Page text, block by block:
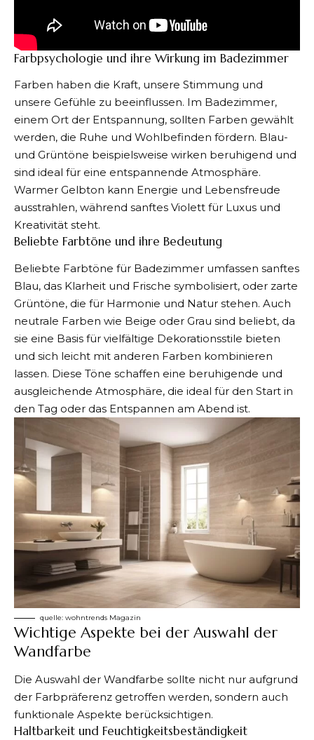
Farbpsychologie und ihre Wirkung im Badezimmer
Farben haben die Kraft, unsere Stimmung und
unsere Gefühle zu beeinflussen. Im Badezimmer,
einem Ort der Entspannung, sollten Farben gewählt
werden, die Ruhe und Wohlbefinden fördern. Blau-
und Grüntöne beispielsweise wirken beruhigend und
sind ideal für eine entspannende Atmosphäre.
Warmer Gelbton kann Energie und Lebensfreude
ausstrahlen, während sanftes Violett für Luxus und
Kreativität steht.
Beliebte Farbtöne und ihre Bedeutung
Beliebte Farbtöne für Badezimmer umfassen sanftes
Blau, das Klarheit und Frische symbolisiert, oder zarte
Grüntöne, die für Harmonie und Natur stehen. Auch
neutrale Farben wie Beige oder Grau sind beliebt, da
sie eine Basis für vielfältige Dekorationsstile bieten
und sich leicht mit anderen Farben kombinieren
lassen. Diese Töne schaffen eine beruhigende und
ausgleichende Atmosphäre, die ideal für den Start in
den Tag oder das Entspannen am Abend ist.
quelle: wohntrends Magazin
Wichtige Aspekte bei der Auswahl der
Wandfarbe
Die Auswahl der Wandfarbe sollte nicht nur aufgrund
der Farbpräferenz getroffen werden, sondern auch
funktionale Aspekte berücksichtigen.
Haltbarkeit und Feuchtigkeitsbeständigkeit